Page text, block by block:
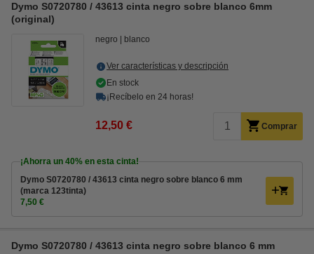
Dymo S0720780 / 43613 cinta negro sobre blanco 6mm
(original)
negro blanco
Ver características y descripción
En stock
¡Recíbelo en 24 horas!
12,50 € Comprar
¡Ahorra un 40% en esta cinta!
Dymo S0720780 / 43613 cinta negro sobre blanco 6 mm
(marca 123tinta)
7,50 €
Dymo S0720780 / 43613 cinta negro sobre blanco 6 mm